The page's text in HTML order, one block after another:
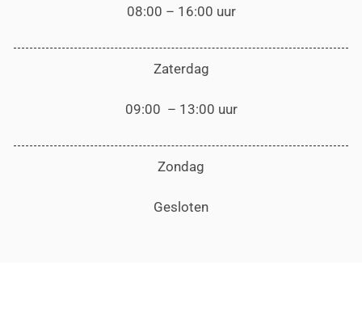
08:00 – 16:00 uur
Zaterdag
09:00 – 13:00 uur
Zondag
Gesloten